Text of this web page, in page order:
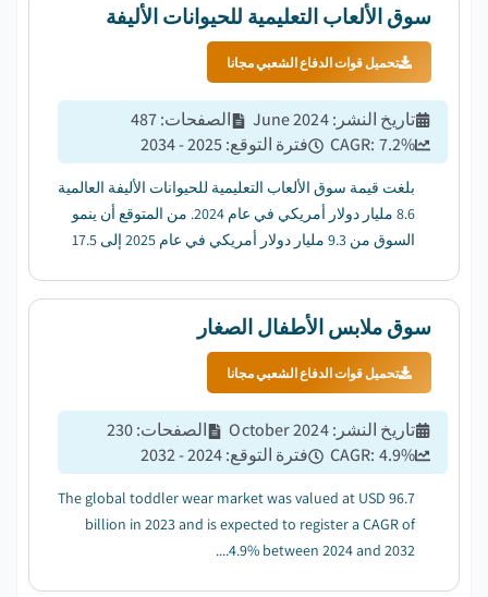
سوق الألعاب التعليمية للحيوانات الأليفة
تحميل قوات الدفاع الشعبي مجانا
تاريخ النشر :
June 2024 الصفحات:
487
CAGR: 7.2% فترة التوقع:
2025 - 2034
بلغت قيمة سوق الألعاب التعليمية للحيوانات الأليفة العالمية
8.6 مليار دولار أمريكي في عام 2024. من المتوقع أن ينمو
السوق من 9.3 مليار دولار أمريكي في عام 2025 إلى 17.5
سوق ملابس الأطفال الصغار
تحميل قوات الدفاع الشعبي مجانا
تاريخ النشر :
October 2024 الصفحات:
230
CAGR: 4.9% فترة التوقع:
2024 - 2032
The global toddler wear market was valued at USD 96.7
billion in 2023 and is expected to register a CAGR of
4.9% between 2024 and 2032....